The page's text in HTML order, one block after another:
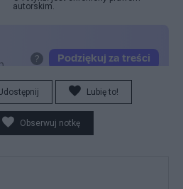
autorskim.
Lubię to!
Obserwuj notkę